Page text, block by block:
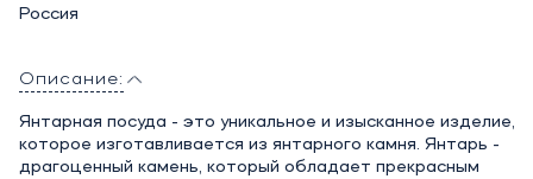
Россия
Описание:
Янтарная посуда - это уникальное и изысканное изделие,
которое изготавливается из янтарного камня. Янтарь -
драгоценный камень, который обладает прекрасным